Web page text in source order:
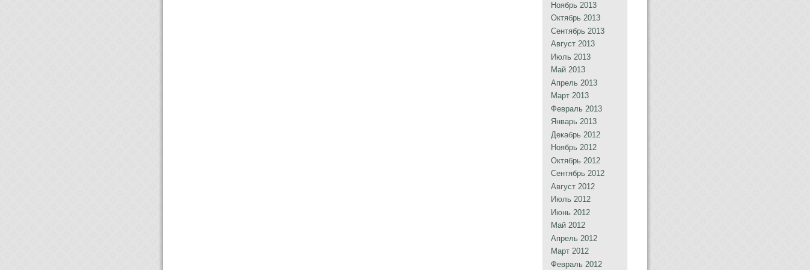
Ноябрь 2013
Октябрь 2013
Сентябрь 2013
Август 2013
Июль 2013
Май 2013
Апрель 2013
Март 2013
Февраль 2013
Январь 2013
Декабрь 2012
Ноябрь 2012
Октябрь 2012
Сентябрь 2012
Август 2012
Июль 2012
Июнь 2012
Май 2012
Апрель 2012
Март 2012
Февраль 2012